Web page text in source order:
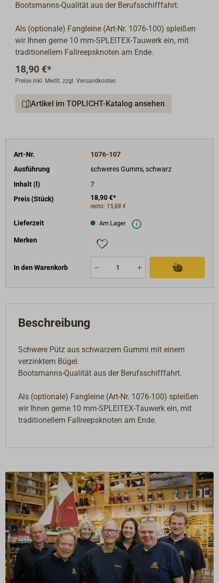
Bootsmanns-Qualität aus der Berufsschifffahrt.
Als (optionale) Fangleine (Art-Nr. 1076-100) spleißen
wir Ihnen gerne 10 mm-SPLEITEX-Tauwerk ein, mit
traditionellem Fallreepsknoten am Ende.
18,90 €*
Preise inkl. MwSt. zzgl. Versandkosten
Artikel im TOPLICHT-Katalog ansehen
Art-Nr.
1076-107
Ausführung
schweres Gummi, schwarz
Inhalt (l)
7
Preis (Stück)
18,90 €*
netto: 15,88 €
Lieferzeit Am Lager
Merken
In den Warenkorb
Beschreibung
Schwere Pütz aus schwarzem Gummi mit einem
verzinktem Bügel.
Bootsmanns-Qualität aus der Berufsschifffahrt.
Als (optionale) Fangleine (Art-Nr. 1076-100) spleißen
wir Ihnen gerne 10 mm-SPLEITEX-Tauwerk ein, mit
traditionellem Fallreepsknoten am Ende.